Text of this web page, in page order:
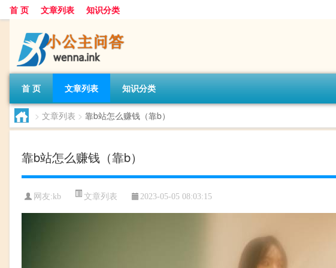
首 页 文章列表 知识分类
首 页 文章列表 知识分类
> 文章列表 > 靠b站怎么赚钱（靠b）
靠b站怎么赚钱（靠b）
网友: kb 文章列表 2023-05-05 08:03:15